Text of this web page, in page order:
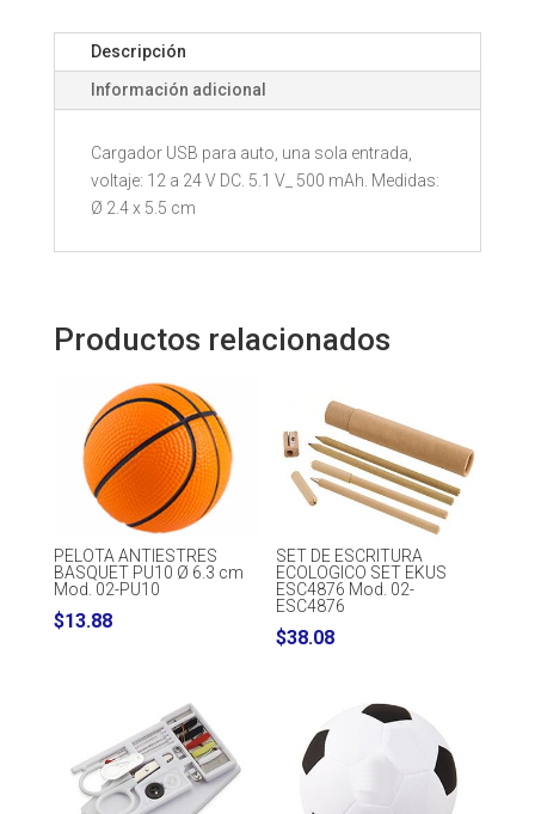
CUSB3252
cantidad
Descripción
Información adicional
Cargador USB para auto, una sola entrada,
voltaje: 12 a 24 V DC. 5.1 V_ 500 mAh. Medidas:
Ø 2.4 x 5.5 cm
Productos relacionados
PELOTA ANTIESTRES
BASQUET PU10 Ø 6.3 cm
Mod. 02-PU10
$13.88
SET DE ESCRITURA
ECOLOGICO SET EKUS
ESC4876 Mod. 02-
ESC4876
$38.08